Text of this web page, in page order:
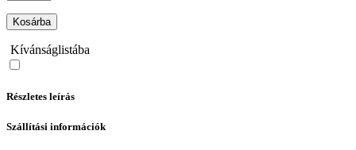
Kosárba
Kívánságlistába
Részletes leírás
Szállítási információk